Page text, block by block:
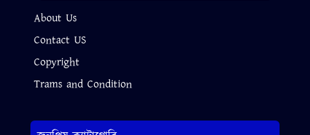
About Us
Contact US
Copyright
Trams and Condition